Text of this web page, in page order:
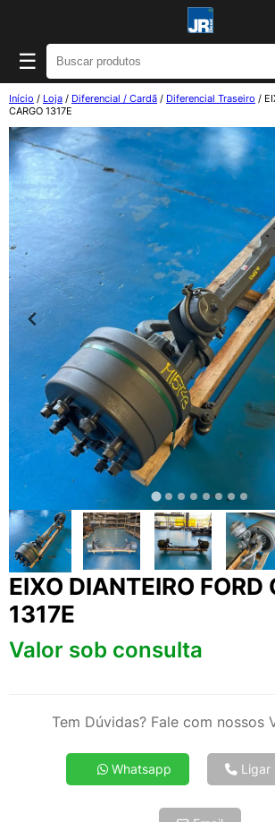
☰
Início / Loja / Diferencial / Cardã / Diferencial Traseiro /
CARGO 1317E
EIXO DIANTEIRO FORD
1317E
Valor sob consulta
Tem Dúvidas? Fale com nossos
Whatsapp Ligar